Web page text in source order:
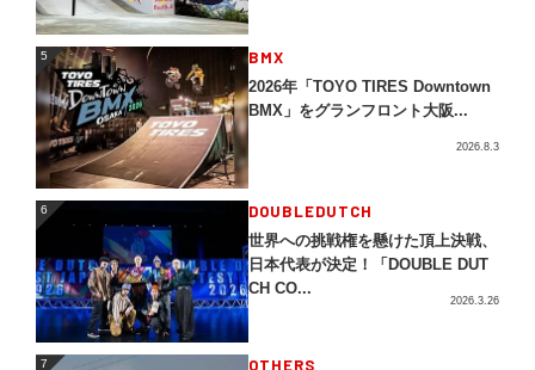
5 BMX
2026年「TOYO TIRES Downtown
BMX」をグランフロント大阪...
2026.8.3
6 DOUBLEDUTCH
世界への挑戦権を懸けた頂上決戦、
日本代表が決定！「DOUBLE DUT
CH CO...
2026.3.26
7 OTHERS